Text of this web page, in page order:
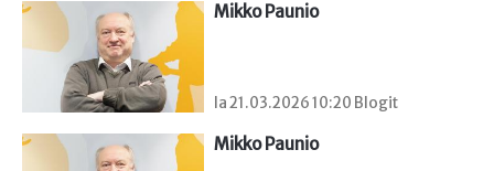
Mikko Paunio
la 21.03.2026 10:20 Blogit
Mikko Paunio